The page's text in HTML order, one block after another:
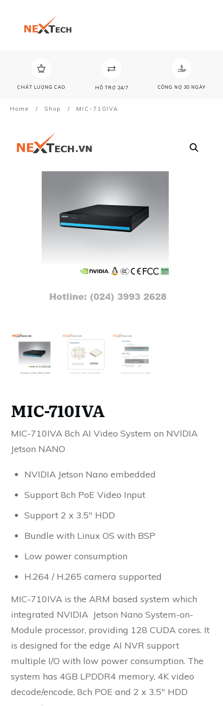
CHẤT LƯỢNG CAO HỖ TRỢ 24/7 CÔNG NỢ 30 NGÀY
Home / Shop / MIC-710IVA
MIC-710IVA
MIC-710IVA 8ch AI Video System on NVIDIA
Jetson NANO
NVIDIA Jetson Nano embedded
Support 8ch PoE Video Input
Support 2 x 3.5″ HDD
Bundle with Linux OS with BSP
Low power consumption
H.264 / H.265 camera supported
MIC-710IVA is the ARM based system which
integrated NVIDIA Jetson Nano System-on-
Module processor, providing 128 CUDA cores. It
is designed for the edge AI NVR support
multiple I/O with low power consumption. The
system has 4GB LPDDR4 memory, 4K video
decode/encode, 8ch POE and 2 x 3.5″ HDD